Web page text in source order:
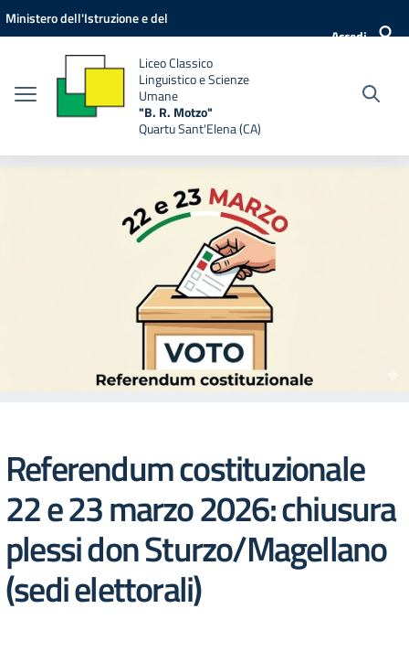
Vai ai contenuti
Vai al menu di navigazione
Vai al footer
Ministero dell'Istruzione e del
Accedi
Liceo Classico
Linguistico e Scienze
Umane
"B. R. Motzo"
Quartu Sant'Elena (CA)
Referendum costituzionale
22 e 23 marzo 2026: chiusura
plessi don Sturzo/Magellano
(sedi elettorali)